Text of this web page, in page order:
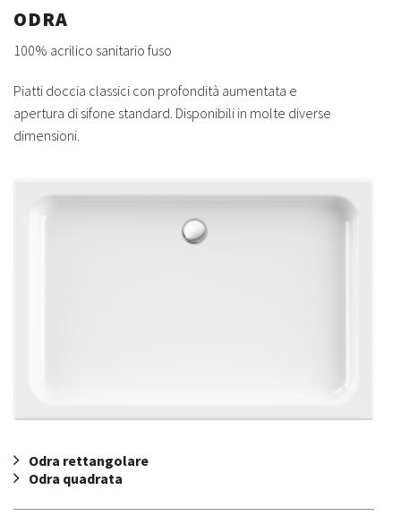
ODRA
100% acrilico sanitario fuso
Piatti doccia classici con profondità aumentata e
apertura di sifone standard. Disponibili in molte diverse
dimensioni.
Odra rettangolare
Odra quadrata